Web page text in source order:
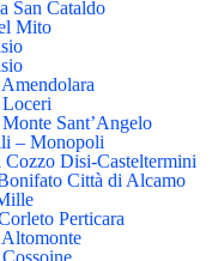
San Cataldo
Mito
Sant’Angelo
– Monopoli
Disi-Casteltermini
Città di Alcamo
Perticara